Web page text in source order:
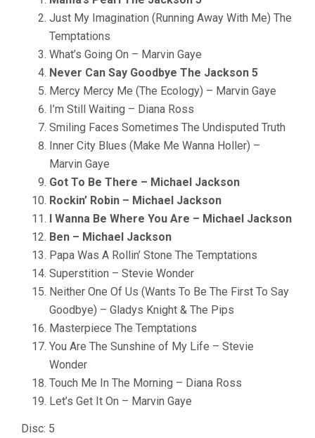
Just My Imagination (Running Away With Me) The
Temptations
What’s Going On – Marvin Gaye
Never Can Say Goodbye The Jackson 5
Mercy Mercy Me (The Ecology) – Marvin Gaye
I’m Still Waiting – Diana Ross
Smiling Faces Sometimes The Undisputed Truth
Inner City Blues (Make Me Wanna Holler) –
Marvin Gaye
Got To Be There – Michael Jackson
Rockin’ Robin – Michael Jackson
I Wanna Be Where You Are – Michael Jackson
Ben – Michael Jackson
Papa Was A Rollin’ Stone The Temptations
Superstition – Stevie Wonder
Neither One Of Us (Wants To Be The First To Say
Goodbye) – Gladys Knight & The Pips
Masterpiece The Temptations
You Are The Sunshine of My Life – Stevie
Wonder
Touch Me In The Morning – Diana Ross
Let’s Get It On – Marvin Gaye
Disc: 5